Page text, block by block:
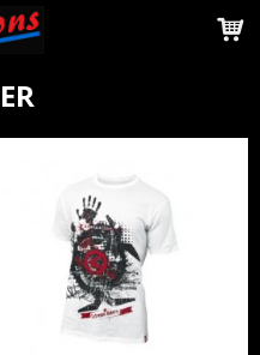
i varukorgen